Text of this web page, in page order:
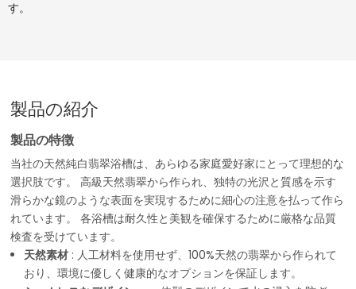
す。
製品の紹介
製品の特徴
当社の天然純白翡翠浴槽は、あらゆる家庭愛好家にとって理想的な
選択肢です。 高級天然翡翠から作られ、独特の光沢と質感を示す
滑らかな鏡のような表面を実現するために細心の注意を払って作ら
れています。 各浴槽は耐久性と美観を確保するために厳格な品質
検査を受けています。
天然素材 : 人工材料を使用せず、100%天然の翡翠から作られて
おり、環境に優しく健康的なオプションを保証します。